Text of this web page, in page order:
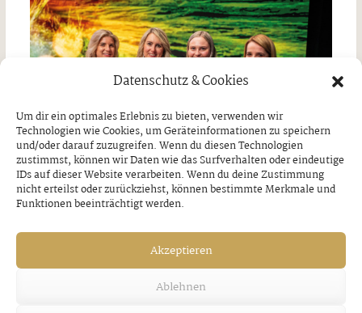
Datenschutz & Cookies
Um dir ein optimales Erlebnis zu bieten, verwenden wir
Technologien wie Cookies, um Geräteinformationen zu speichern
und/oder darauf zuzugreifen. Wenn du diesen Technologien
zustimmst, können wir Daten wie das Surfverhalten oder eindeutige
IDs auf dieser Website verarbeiten. Wenn du deine Zustimmung
nicht erteilst oder zurückziehst, können bestimmte Merkmale und
Funktionen beeinträchtigt werden.
Akzeptieren
Ablehnen
Starke Frauen machen Karriere bei